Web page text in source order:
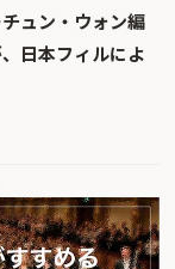
ュン・ウォン編
日本フィルによ